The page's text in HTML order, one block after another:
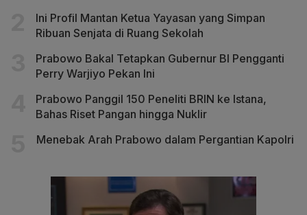
Ini Profil Mantan Ketua Yayasan yang Simpan
Ribuan Senjata di Ruang Sekolah
Prabowo Bakal Tetapkan Gubernur BI Pengganti
Perry Warjiyo Pekan Ini
Prabowo Panggil 150 Peneliti BRIN ke Istana,
Bahas Riset Pangan hingga Nuklir
Menebak Arah Prabowo dalam Pergantian Kapolri